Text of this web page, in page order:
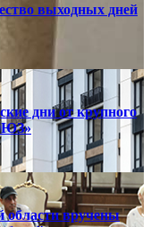
выходных дней
дни от крупного
области вручены